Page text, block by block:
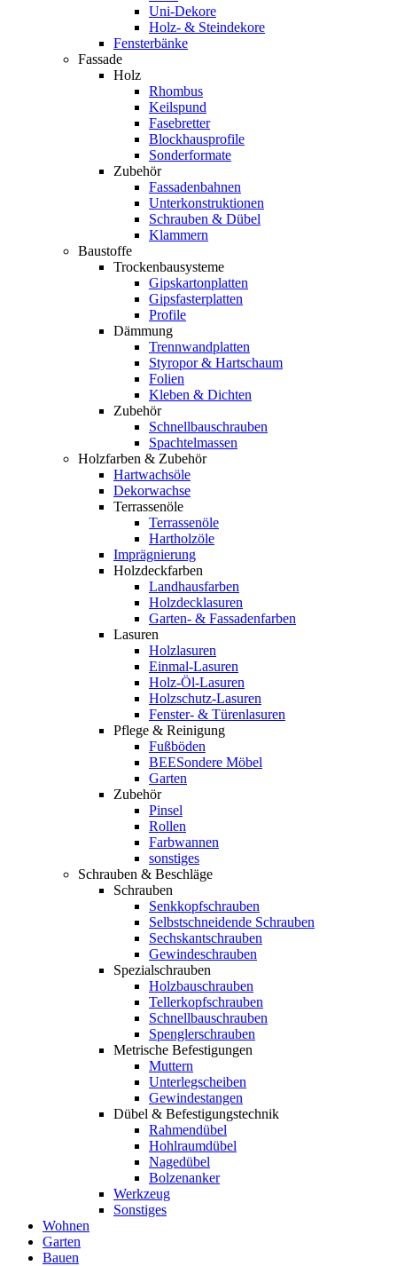
Uni-Dekore
Holz- & Steindekore
Fensterbänke
Fassade
Holz
Rhombus
Keilspund
Fasebretter
Blockhausprofile
Sonderformate
Zubehör
Fassadenbahnen
Unterkonstruktionen
Schrauben & Dübel
Klammern
Baustoffe
Trockenbausysteme
Gipskartonplatten
Gipsfasterplatten
Profile
Dämmung
Trennwandplatten
Styropor & Hartschaum
Folien
Kleben & Dichten
Zubehör
Schnellbauschrauben
Spachtelmassen
Holzfarben & Zubehör
Hartwachsöle
Dekorwachse
Terrassenöle
Terrassenöle
Hartholzöle
Imprägnierung
Holzdeckfarben
Landhausfarben
Holzdecklasuren
Garten- & Fassadenfarben
Lasuren
Holzlasuren
Einmal-Lasuren
Holz-Öl-Lasuren
Holzschutz-Lasuren
Fenster- & Türenlasuren
Pflege & Reinigung
Fußböden
BEESondere Möbel
Garten
Zubehör
Pinsel
Rollen
Farbwannen
sonstiges
Schrauben & Beschläge
Schrauben
Senkkopfschrauben
Selbstschneidende Schrauben
Sechskantschrauben
Gewindeschrauben
Spezialschrauben
Holzbauschrauben
Tellerkopfschrauben
Schnellbauschrauben
Spenglerschrauben
Metrische Befestigungen
Muttern
Unterlegscheiben
Gewindestangen
Dübel & Befestigungstechnik
Rahmendübel
Hohlraumdübel
Nagedübel
Bolzenanker
Werkzeug
Sonstiges
Wohnen
Garten
Bauen